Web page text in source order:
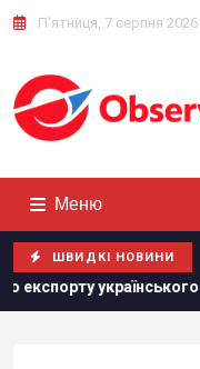
П'ятниця, 7 серпня 2026
Меню
ШВИДКІ НОВИНИ
збіжжя, - Bloomberg